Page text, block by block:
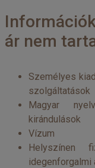
ár nem
Személyes
szolgáltatások
Magyar
kirándulások
Vízum
Helyszínen
idegenforgalmi